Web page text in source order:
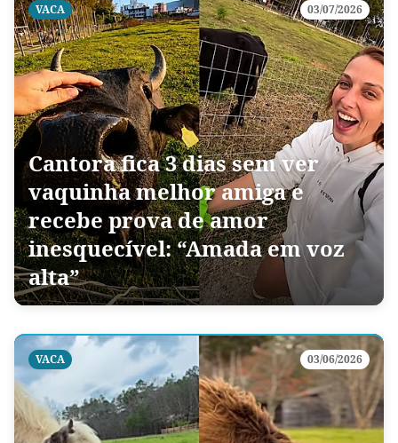
VACA 03/07/2026
Cantora fica 3 dias sem ver
vaquinha melhor amiga e
recebe prova de amor
inesquecível: “Amada em voz
alta”
VACA 03/06/2026